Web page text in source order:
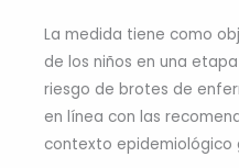
La medida tiene como
de los niños en una
riesgo de brotes de
en línea con las
contexto epidemiológico